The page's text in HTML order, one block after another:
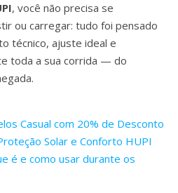
, você não precisa se
ou carregar: tudo foi pensado
técnico, ajuste ideal e
toda a sua corrida — do
Casual com 20% de Desconto
Solar e Conforto HUPI
é e como usar durante os